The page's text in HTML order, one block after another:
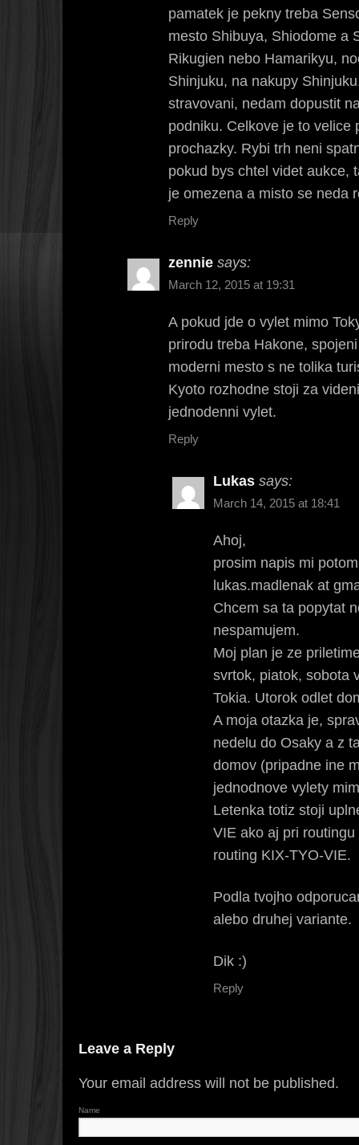
pamatek je pekny treba
mesto Shibuya, Shiodome a
Rikugien nebo Hamarikyu,
Shinjuku, na nakupy
stravovani, nedam dopustit
podniku. Celkove je to velice
prochazky. Rybi trh neni
pokud bys chtel videt aukce,
je omezena a misto se neda
Reply
zennie says:
March 12, 2015 at 19:31
A pokud jde o vylet mimo
prirodu treba Hakone,
moderni mesto s ne tolika
Kyoto rozhodne stoji za
jednodenni vylet.
Reply
Lukas says:
March 14, 2015 at 18:41
Ahoj,
prosim napis mi
lukas.madlenak at
Chcem sa ta popytat
nespamujem.
Moj plan je ze
svrtok, piatok, sobota
Tokia. Utorok odlet
A moja otazka je,
nedelu do Osaky a z
domov (pripadne ine
jednodnove vylety
Letenka totiz stoji
VIE ako aj pri
routing KIX-TYO-VIE.
Podla tvojho
alebo druhej variante.
Dik :)
Reply
Leave a Reply
Your email address will not be published.
Name